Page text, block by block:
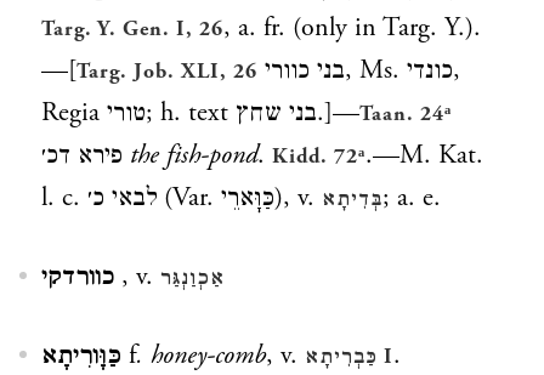
Targ. Y. Gen. I, 26, a. fr. (only in Targ. Y.).
—[Targ. Job. XLI, 26 בני כוורי, Ms. כונדי,
Regia טורי; h. text בני שחץ.]—Taan. 24ᵃ
the fish-pond. Kidd. 72ᵃ.—M. Kat.
l. c. לבאי כ׳ (Var. כַּוָּארֵי), v. בְּדִיתָא; a. e.
כוורדקי , v. אַכְוַנְגַּר
כַּוָּורִיתָא f. honey-comb, v. כַּבְרִיתָא I.